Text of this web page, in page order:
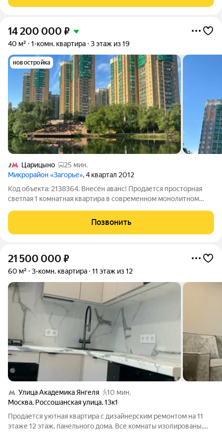
14 200 000 ₽
40 м² 1-комн. квартира 3 этаж из 19
новостройка
Царицыно
25 мин.
Микрорайон «Загорье», 4 квартал 2012
Код объекта: 2138364. Внесен аванс! Продается просторная
светлая 1 комнатная квартира в современном монолитном
Просторные дворы, игровые и спортивные площадки, на
территории ЖК школа и 2 детских сада,
Позвонить
21 500 000 ₽
60 м² 3-комн. квартира 11 этаж из 12
Улица Академика Янгеля
10 мин.
Москва, Россошанская улица,13к1
Продается уютная квартира с дизайнерским ремонтом на 11
этаже 12 этаж. панельного дома. Все комнаты изолированы.